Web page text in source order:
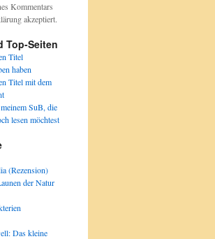
Kommentars
akzeptiert.
Top-Seiten
Titel
haben
Titel mit dem
SuB, die
lesen möchtest
(Rezension)
der Natur
Das kleine